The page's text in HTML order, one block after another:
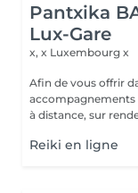
Pantxika
Lux-Gare
x, x Luxembourg x
Afin de vous offrir
accompagnements
Reiki en ligne